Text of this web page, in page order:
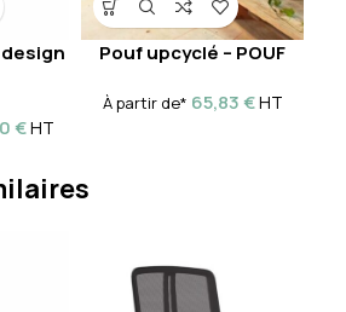
€HT
Pouf upcyclé – POUF
À partir de* 65,83€HT